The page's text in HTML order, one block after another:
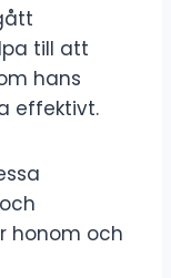
till att
hans
effektivt.
honom och